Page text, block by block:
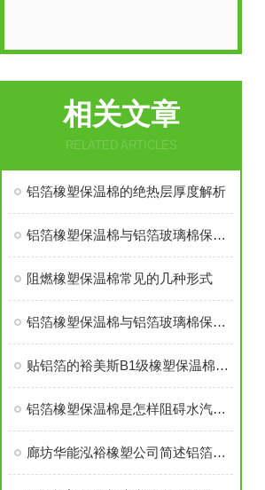
相关文章
RELATED ARTICLES
铝箔橡塑保温棉的绝热层厚度解析
铝箔橡塑保温棉与铝箔玻璃棉保温棉哪个贵
阻燃橡塑保温棉常见的几种形式
铝箔橡塑保温棉与铝箔玻璃棉保温棉哪个价格高
贴铝箔的裕美斯B1级橡塑保温棉优点技术指标
铝箔橡塑保温棉是怎样阻碍水汽渗入的？
廊坊华能泓裕橡塑公司简述铝箔橡塑保温棉主要分类及性能优点